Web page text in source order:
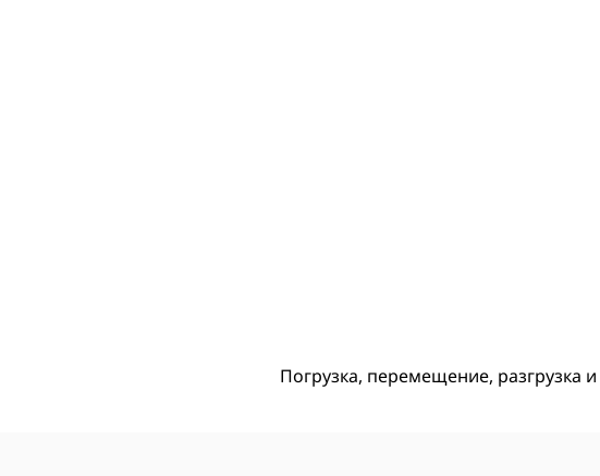
Погрузка, перемещение, разгрузка